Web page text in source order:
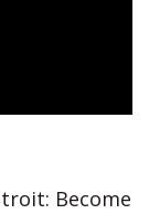
Become